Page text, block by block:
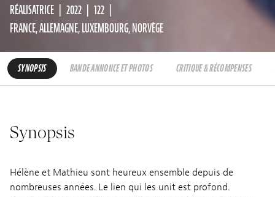
RÉALISATRICE 2022
122
FRANCE, ALLEMAGNE, LUXEMBOURG, NORVÈGE
SYNOPSIS BANDE ANNONCE ET PHOTOS CRITIQUE & RÉCOMPENSES
Synopsis
Hélène et Mathieu sont heureux ensemble depuis de
nombreuses années. Le lien qui les unit est profond.